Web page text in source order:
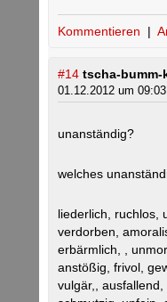
Kommentieren |
#14 tscha-bumm-
01.12.2012 um
unanständig?
welches
liederlich, ruchlos,
verdorben,
erbärmlich, ,
anstößig, frivol,
vulgär,, ausfallend,